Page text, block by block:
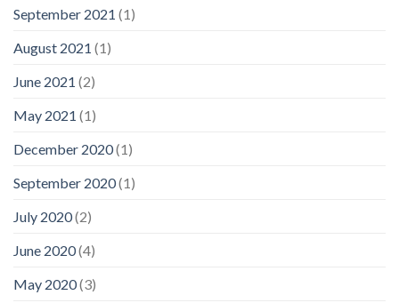
September 2021 (1)
August 2021 (1)
June 2021 (2)
May 2021 (1)
December 2020(1)
September 2020(1)
July 2020(2)
June 2020(4)
May 2020(3)